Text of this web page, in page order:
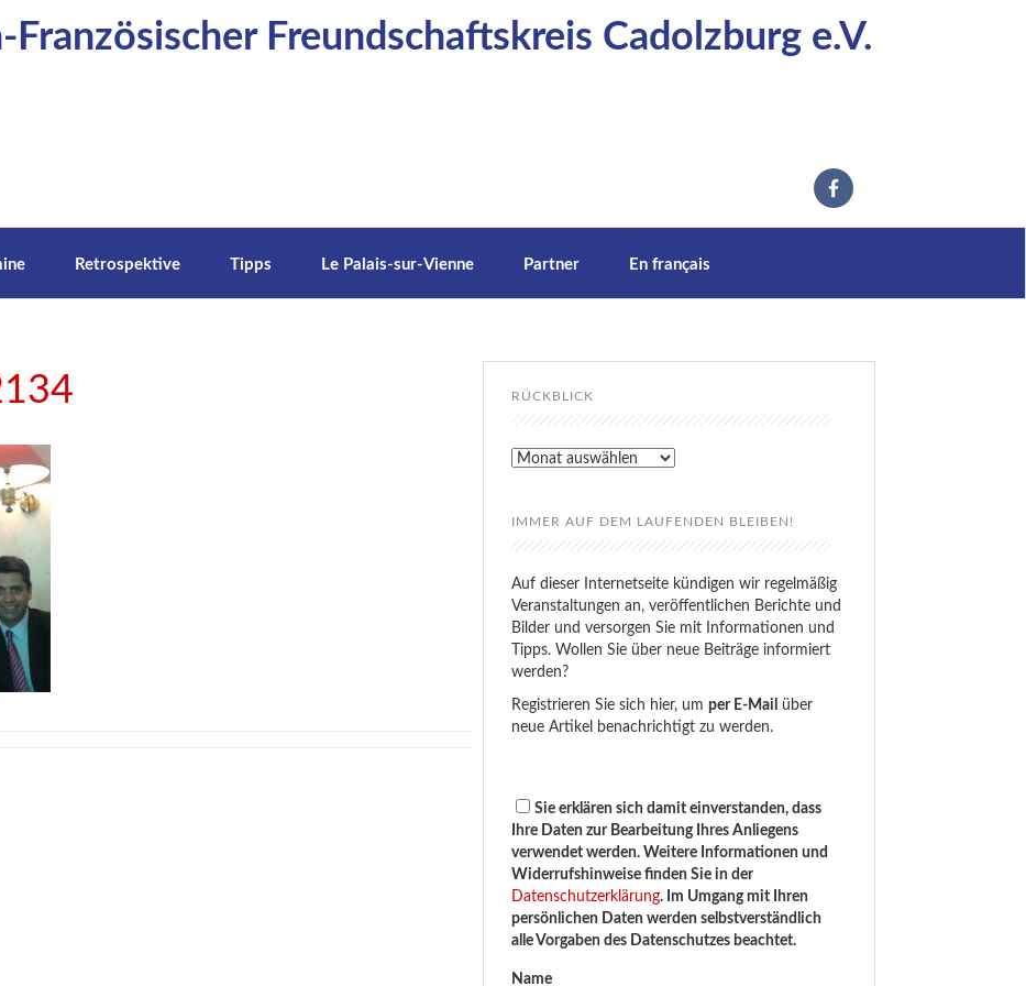
Französischer Freundschaftskreis Cadolzburg e.V.
Retrospektive Tipps Le Palais-sur-Vienne Partner En français
RÜCKBLICK
Rückblick
IMMER AUF DEM LAUFENDEN BLEIBEN!
Auf dieser Internetseite kündigen wir regelmäßig
Veranstaltungen an, veröffentlichen Berichte und
Bilder und versorgen Sie mit Informationen und
Tipps. Wollen Sie über neue Beiträge informiert
werden?
Registrieren Sie sich hier, umper E-Mail
über
neue Artikel benachrichtigt zu werden.
Sie erklären sich damit einverstanden, dass
Ihre Daten zur Bearbeitung Ihres Anliegens
verwendet werden. Weitere Informationen und
Widerrufshinweise finden Sie in der
Datenschutzerklärung. Im Umgang mit Ihren
persönlichen Daten werden selbstverständlich
alle Vorgaben des Datenschutzes beachtet.
Name